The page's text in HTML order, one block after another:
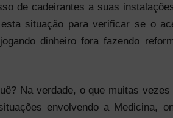
de cadeirantes a suas
situação para verificar se o
dinheiro fora fazendo
Na verdade, o que muitas
envolvendo a Medicina,